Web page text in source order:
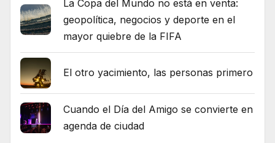
La Copa del Mundo no está en venta:
geopolítica, negocios y deporte en el
mayor quiebre de la FIFA
El otro yacimiento, las personas primero
Cuando el Día del Amigo se convierte en
agenda de ciudad